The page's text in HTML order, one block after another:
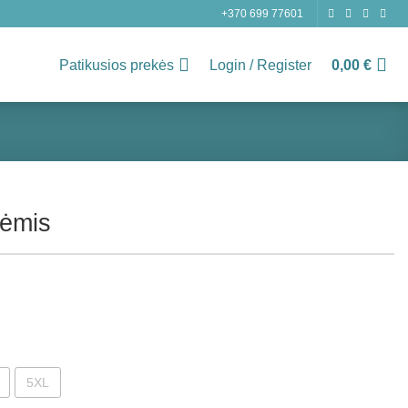
+370 699 77601
Patikusios prekės Login / Register 0,00 €
5XL